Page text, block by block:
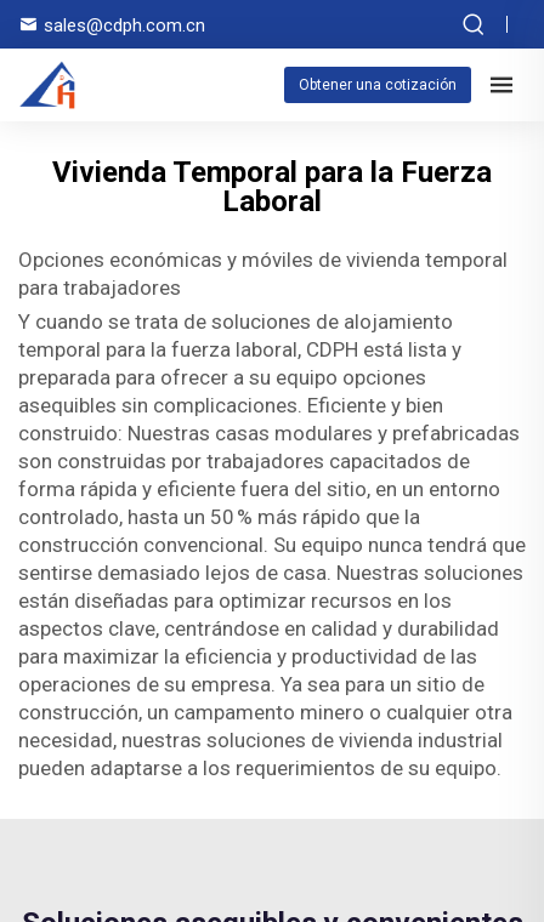
sales@cdph.com.cn
Obtener una cotización
Vivienda Temporal para la Fuerza
Laboral
Opciones económicas y móviles de vivienda temporal
para trabajadores
Y cuando se trata de soluciones de alojamiento
temporal para la fuerza laboral, CDPH está lista y
preparada para ofrecer a su equipo opciones
asequibles sin complicaciones. Eficiente y bien
construido: Nuestras casas modulares y prefabricadas
son construidas por trabajadores capacitados de
forma rápida y eficiente fuera del sitio, en un entorno
controlado, hasta un 50 % más rápido que la
construcción convencional. Su equipo nunca tendrá que
sentirse demasiado lejos de casa. Nuestras soluciones
están diseñadas para optimizar recursos en los
aspectos clave, centrándose en calidad y durabilidad
para maximizar la eficiencia y productividad de las
operaciones de su empresa. Ya sea para un sitio de
construcción, un campamento minero o cualquier otra
necesidad, nuestras soluciones de vivienda industrial
pueden adaptarse a los requerimientos de su equipo.